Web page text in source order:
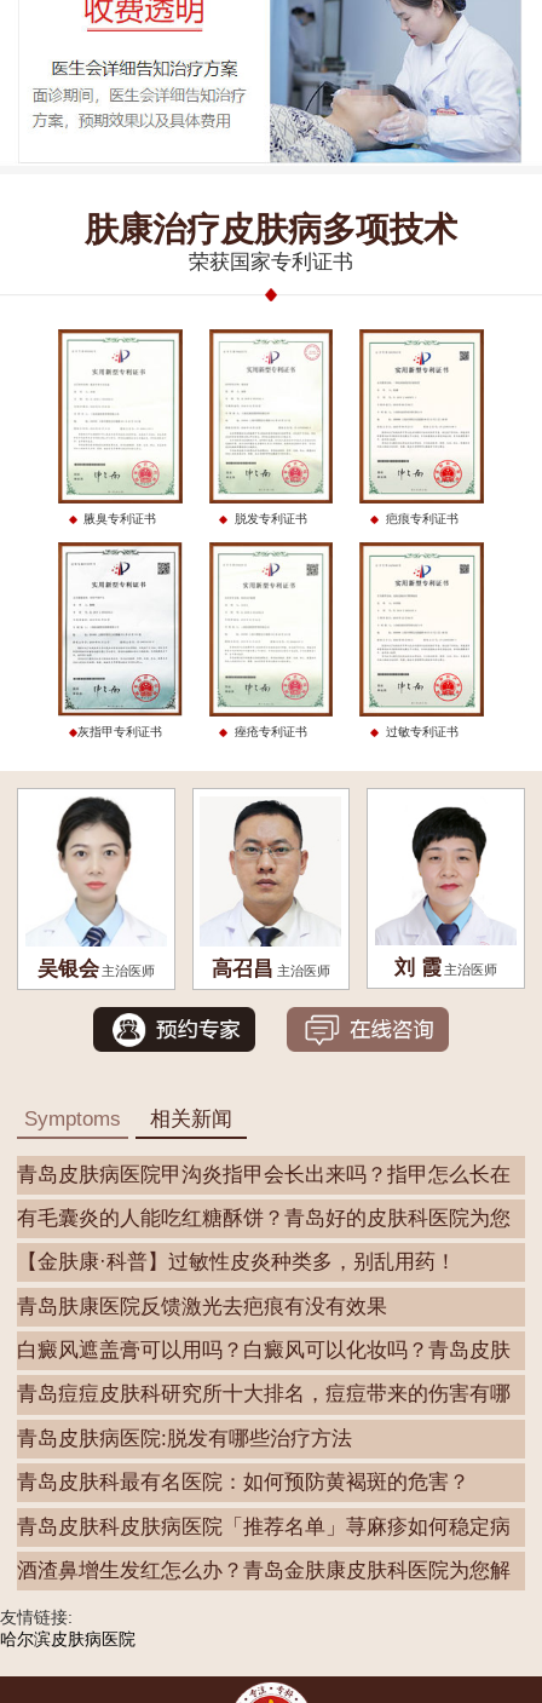
肤康治疗皮肤病多项技术
荣获国家专利证书
腋臭专利证书 脱发专利证书 疤痕专利证书
灰指甲专利证书 痤疮专利证书 过敏专利证书
吴银会 主治医师 高召昌 主治医师 刘 霞 主治医师
Symptoms 相关新闻
青岛皮肤病医院甲沟炎指甲会长出来吗？指甲怎么长在
肉
有毛囊炎的人能吃红糖酥饼？青岛好的皮肤科医院为您
解
【金肤康·科普】过敏性皮炎种类多，别乱用药！
青岛肤康医院反馈激光去疤痕有没有效果
白癜风遮盖膏可以用吗？白癜风可以化妆吗？青岛皮肤
病
青岛痘痘皮肤科研究所十大排名，痘痘带来的伤害有哪
些
青岛皮肤病医院:脱发有哪些治疗方法
青岛皮肤科最有名医院：如何预防黄褐斑的危害？
青岛皮肤科皮肤病医院「推荐名单」荨麻疹如何稳定病
情
酒渣鼻增生发红怎么办？青岛金肤康皮肤科医院为您解
答
友情链接:
哈尔滨皮肤病医院